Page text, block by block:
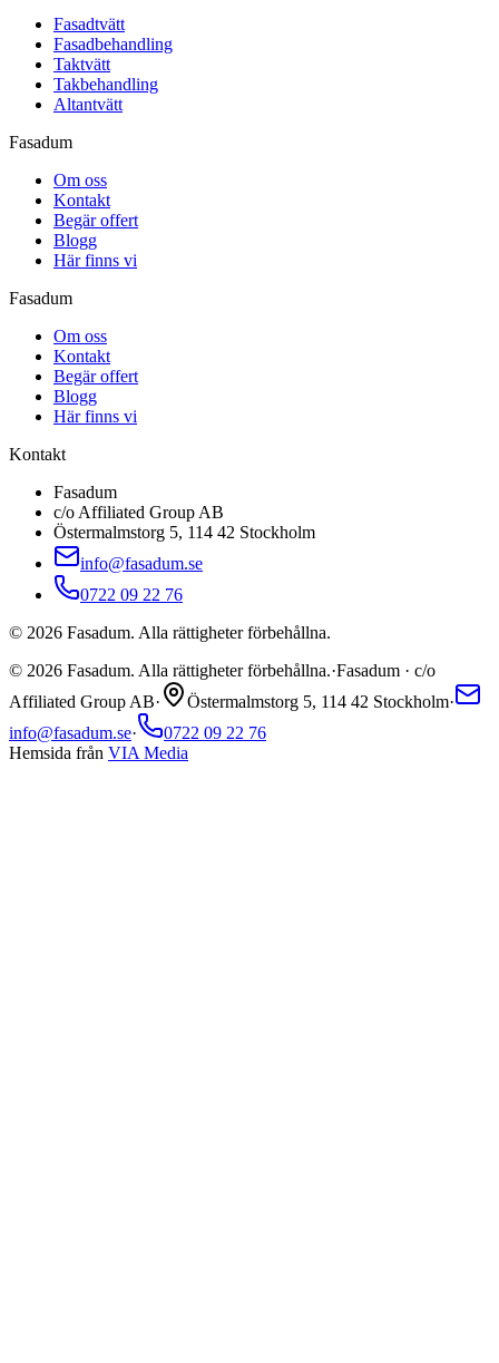
Fasadtvätt
Fasadbehandling
Taktvätt
Takbehandling
Altantvätt
Fasadum
Om oss
Kontakt
Begär offert
Blogg
Här finns vi
Fasadum
Om oss
Kontakt
Begär offert
Blogg
Här finns vi
Kontakt
Fasadum
c/o Affiliated Group AB
Östermalmstorg 5, 114 42 Stockholm
info@fasadum.se
0722 09 22 76
© 2026 Fasadum. Alla rättigheter förbehållna.
© 2026 Fasadum. Alla rättigheter förbehållna.·Fasadum · c/o
Affiliated Group AB· Östermalmstorg 5, 114 42 Stockholm·
info@fasadum.se·
0722 09 22 76
Hemsida från VIA Media